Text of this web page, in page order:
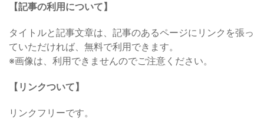
【記事の利用について】
タイトルと記事文章は、記事のあるページにリンクを張っ
ていただければ、無料で利用できます。
※画像は、利用できませんのでご注意ください。
【リンクついて】
リンクフリーです。